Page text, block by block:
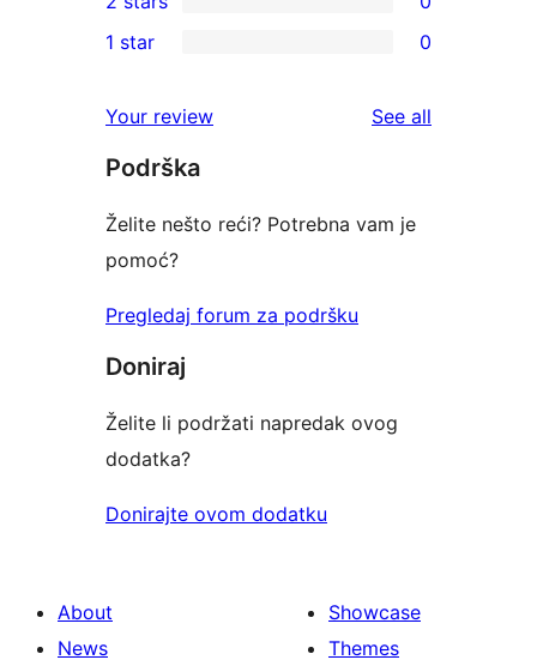
star
reviews
3-
star
2-
reviews
star
reviews
1 star 0
Your review See all
Podrška
Želite nešto reći? Potrebna vam je
pomoć?
Pregledaj forum za podršku
Doniraj
Želite li podržati napredak ovog
dodatka?
Donirajte ovom dodatku
About
News
Showcase
Themes